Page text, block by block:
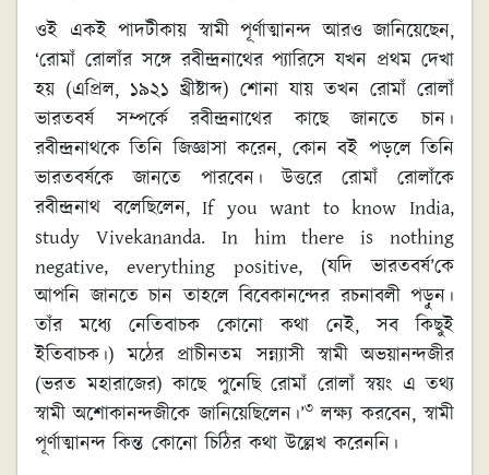
ওই একই পাদটীকায় স্বামী পূর্ণাত্মানন্দ আরও জানিয়েছেন,
‘রোমাঁ রোলাঁর সঙ্গে রবীন্দ্রনাথের প্যারিসে যখন প্রথম দেখা
হয় (এপ্রিল, ১৯২১ খ্রীষ্টাব্দ) শোনা যায় তখন রোমাঁ রোলাঁ
ভারতবর্ষ সম্পর্কে রবীন্দ্রনাথের কাছে জানতে চান।
রবীন্দ্রনাথকে তিনি জিজ্ঞাসা করেন, কোন বই পড়লে তিনি
ভারতবর্ষকে জানতে পারবেন। উত্তরে রোমাঁ রোলাঁকে
রবীন্দ্রনাথ বলেছিলেন, If you want to know India,
study Vivekananda. In him there is nothing
negative, everything positive, (যদি ভারতবর্ষ’কে
আপনি জানতে চান তাহলে বিবেকানন্দের রচনাবলী পড়ুন।
তাঁর মধ্যে নেতিবাচক কোনো কথা নেই, সব কিছুই
ইতিবাচক।) মঠের প্রাচীনতম সন্ন্যাসী স্বামী অভয়ানন্দজীর
(ভরত মহারাজের) কাছে পুনেছি রোমাঁ রোলাঁ স্বয়ং এ তথ্য
স্বামী অশোকানন্দজীকে জানিয়েছিলেন।’৩লক্ষ্য করবেন, স্বামী
পূর্ণাত্মানন্দ কিন্ত কোনো চিঠির কথা উল্লেখ করেননি।